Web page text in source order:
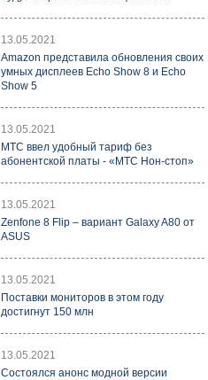
13.05.2021
Amazon представила обновления своих
умных дисплеев Echo Show 8 и Echo
Show 5
13.05.2021
МТС ввел удобный тариф без
абонентской платы - «МТС Нон-стоп»
13.05.2021
Zenfone 8 Flip – вариант Galaxy A80 от
ASUS
13.05.2021
Поставки мониторов в этом году
достигнут 150 млн
13.05.2021
Состоялся анонс модной версии